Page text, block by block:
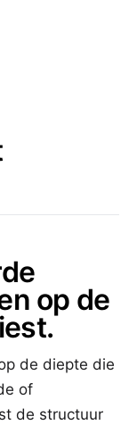
op de
de diepte die
of
de structuur